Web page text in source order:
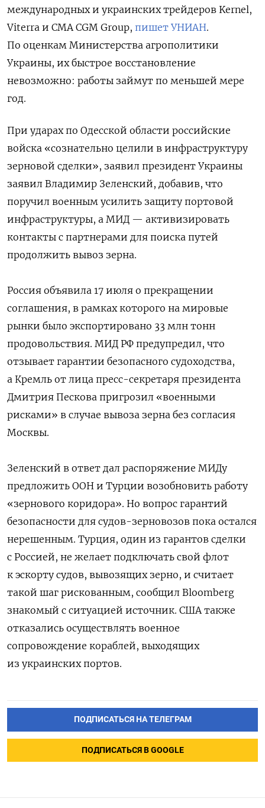
международных и украинских трейдеров Kernel,
Viterra и CMA CGM Group, пишет УНИАН.
По оценкам Министерства агрополитики
Украины, их быстрое восстановление
невозможно: работы займут по меньшей мере
год.
При ударах по Одесской области российские
войска «сознательно целили в инфраструктуру
зерновой сделки», заявил президент Украины
заявил Владимир Зеленский, добавив, что
поручил военным усилить защиту портовой
инфраструктуры, а МИД — активизировать
контакты с партнерами для поиска путей
продолжить вывоз зерна.
Россия объявила 17 июля о прекращении
соглашения, в рамках которого на мировые
рынки было экспортировано 33 млн тонн
продовольствия. МИД РФ предупредил, что
отзывает гарантии безопасного судоходства,
а Кремль от лица пресс-секретаря президента
Дмитрия Пескова пригрозил «военными
рисками» в случае вывоза зерна без согласия
Москвы.
Зеленский в ответ дал распоряжение МИДу
предложить ООН и Турции возобновить работу
«зернового коридора». Но вопрос гарантий
безопасности для судов-зерновозов пока остался
нерешенным. Турция, один из гарантов сделки
с Россией, не желает подключать свой флот
к эскорту судов, вывозящих зерно, и считает
такой шаг рискованным, сообщил Bloomberg
знакомый с ситуацией источник. США также
отказались осуществлять военное
сопровождение кораблей, выходящих
из украинских портов.
ПОДПИСАТЬСЯ НА ТЕЛЕГРАМ
ПОДПИСАТЬСЯ В GOOGLE